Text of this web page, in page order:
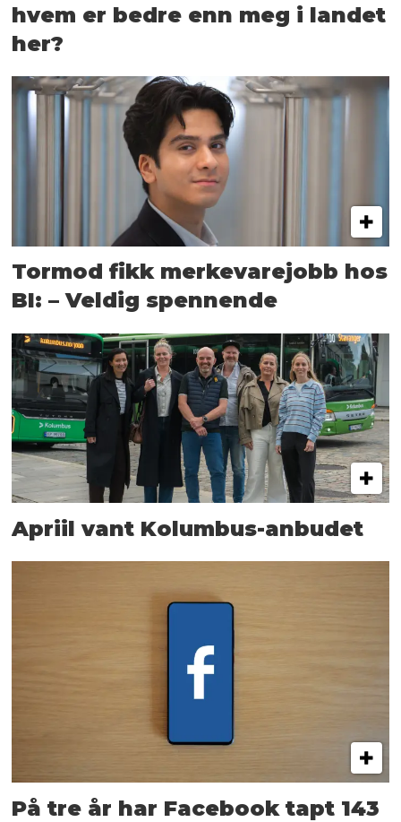
hvem er bedre enn meg i landet
her?
Tormod fikk merkevarejobb hos
BI: – Veldig spennende
Apriil vant Kolumbus-anbudet
På tre år har Facebook tapt 143